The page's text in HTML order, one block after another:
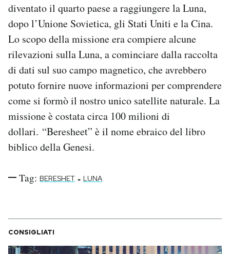
Newsletter
Notifiche mobile
Regala il Post
Hai bisogno di aiuto?
Esci
diventato il quarto paese a raggiungere la Luna,
dopo l’Unione Sovietica, gli Stati Uniti e la Cina.
Lo scopo della missione era compiere alcune
rilevazioni sulla Luna, a cominciare dalla raccolta
di dati sul suo campo magnetico, che avrebbero
potuto fornire nuove informazioni per comprendere
come si formò il nostro unico satellite naturale. La
missione è costata circa 100 milioni di
dollari. “Beresheet” è il nome ebraico del libro
biblico della Genesi.
Tag: BERESHET - LUNA
CONSIGLIATI